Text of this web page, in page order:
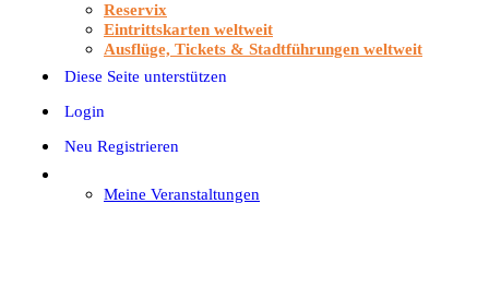
Reservix
Eintrittskarten weltweit
Ausflüge, Tickets & Stadtführungen weltweit
Diese Seite unterstützen
Login
Neu Registrieren
Meine Veranstaltungen